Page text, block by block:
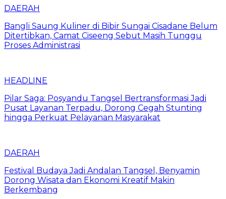
DAERAH
Bangli Saung Kuliner di Bibir Sungai Cisadane Belum
Ditertibkan, Camat Ciseeng Sebut Masih Tunggu
Proses Administrasi
HEADLINE
Pilar Saga: Posyandu Tangsel Bertransformasi Jadi
Pusat Layanan Terpadu, Dorong Cegah Stunting
hingga Perkuat Pelayanan Masyarakat
DAERAH
Festival Budaya Jadi Andalan Tangsel, Benyamin
Dorong Wisata dan Ekonomi Kreatif Makin
Berkembang